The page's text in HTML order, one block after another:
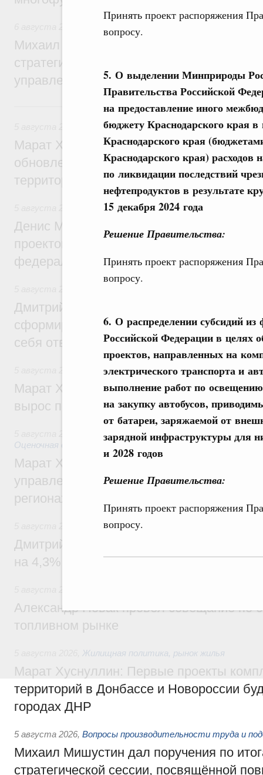
Принять проект распоряжения
вопросу.
5. О выделении Минприроды
Правительства Российской
на предоставление иного
бюджету Краснодарского края
Краснодарского края
Краснодарского края) расходов
по ликвидации последствий
нефтепродуктов в результате
15 декабря 2024 года
Решение Правительства:
Принять проект распоряжения
вопросу.
6. О распределении субсидий
Российской Федерации в целях
проектов, направленных на
электрического транспорта и
выполнение работ по
на закупку автобусов,
от батареи, заряжаемой от
зарядной инфраструктуры для
и 2028 годов
Решение Правительства:
Принять проект распоряжения
вопросу.
Михаил Мишустин дал поручения по
стратегической сессии о
управления научно-технологическим
5 августа, среда
Жилищно-коммунальное хозяйство
Марат Хуснуллин: Более 4,3 тыс.
обновлено в России при участии Фонда
территорий
Инструменты развития территорий.
Денис Мантуров провёл совещание по
проектов института кураторства в
федеральном округе
Дмитрий Чернышенко: Всемирный
сформировал целое сообщество людей,
себя ответственность за будущее
Национальный проект «Инфраструктура
Марат Хуснуллин: Ввод нежилых зданий
вырос почти на треть
Земельные отношения. Кадастровая
Оценочная деятельность
Марат Хуснуллин: По решению
управление «ДОМ.РФ» перейдёт более
регионах
Внутренний и въездной туризм
Дмитрий Чернышенко: Внутренний
на 4,3%, въездной – на 20,1%
Александр Новак провёл совещание по
топливном рынке
Жилищная политика, рынок жилья
Марат Хуснуллин: Первые проекты
территорий в Донбассе и Новороссии
городах ДНР
5 августа 2026, Вопросы производительности труда и
Михаил Мишустин дал поручения по
стратегической сессии, посвящённой